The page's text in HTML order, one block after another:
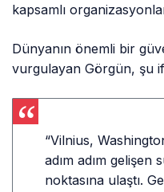
kapsamlı
Dünyanın önemli bir
vurgulayan Görgün, şu
“Vilnius,
adım adım
noktasına ulaştı.